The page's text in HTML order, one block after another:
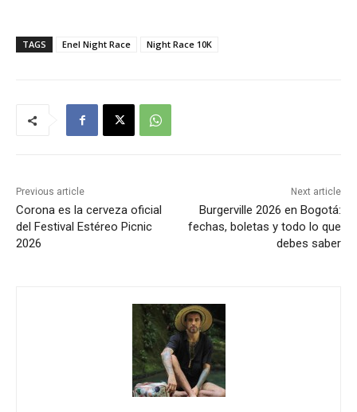
TAGS Enel Night Race Night Race 10K
Previous article
Corona es la cerveza oficial
del Festival Estéreo Picnic
2026
Next article
Burgerville 2026 en Bogotá:
fechas, boletas y todo lo que
debes saber